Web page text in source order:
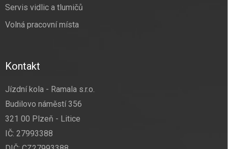
Servis vidlic a tlumičů
Volná pracovní místa
Kontakt
Jízdní kola - Ramala s.r.o.
Budilovo náměstí 356
321 00 Plzeň - Litice
IČ: 27993388